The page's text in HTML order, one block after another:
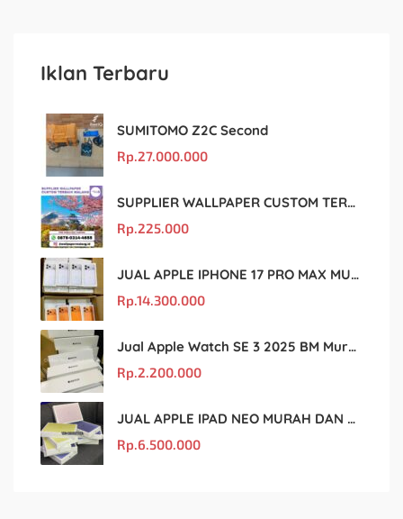
Iklan Terbaru
SUMITOMO Z2C Second
Rp.27.000.000
SUPPLIER WALLPAPER CUSTOM TERBAIK MALANG
Rp.225.000
JUAL APPLE IPHONE 17 PRO MAX MURAH DAN ORIGINAL
Rp.14.300.000
Jual Apple Watch SE 3 2025 BM Murah Dan original
Rp.2.200.000
JUAL APPLE IPAD NEO MURAH DAN ORIGINAL
Rp.6.500.000